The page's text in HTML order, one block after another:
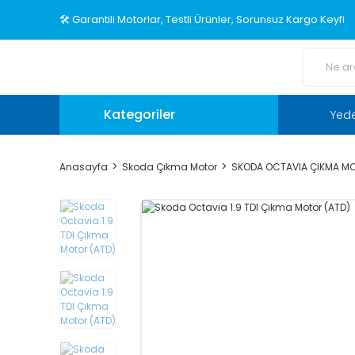
🛠️ Garantili Motorlar, Testli Ürünler, Sorunsuz Kargo Keyfi
Kategoriler
Anasayfa Skoda Çıkma Motor SKODA OCTAVIA ÇIKMA